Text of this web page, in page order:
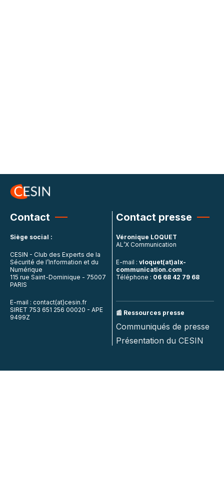
Contact
Siège social :
CESIN - Club des Experts de la
Sécurité de l’Information et du
Numérique
115 rue Saint-Dominique - 75007
PARIS
E-mail : contact(at)cesin.fr
SIRET 753 651 256 00020 - APE
9499Z
Contact presse
Véronique LOQUET
AL’X Communication
E-mail :vloquet(at)alx-
communication.com
Téléphone : 06 68 42 79 68
📰 Ressources presse
Communiqués de presse
Présentation du CESIN